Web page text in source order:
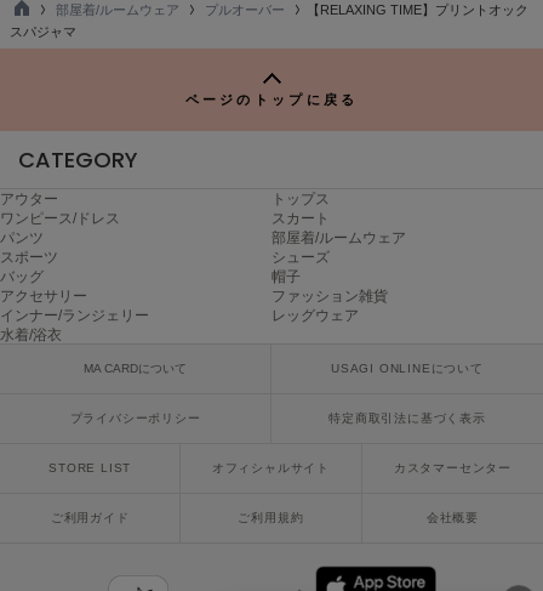
null.
On
オン
Onitsuka Tiger
オニツカ タイガー
ORGUE
オルグ
PATRICK
TO
P
部屋着/ルームウェア プルオーバー
【RELAXING TIME】プリントオック
スパジャマ
ページのトップに戻る
CATEGORY
アウター
トップス
ワンピース/ドレス
スカート
パンツ
部屋着/ルームウェア
スポーツ
シューズ
バッグ
帽子
アクセサリー
ファッション雑貨
インナー/ランジェリー
レッグウェア
水着/浴衣
MA CARDについて USAGI ONLINEについて
プライバシーポリシー 特定商取引法に基づく表示
STORE LIST オフィシャルサイト カスタマーセンター
ご利用ガイド ご利用規約 会社概要